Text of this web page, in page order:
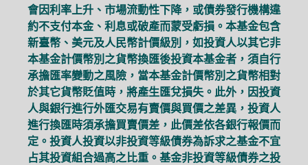
PGIM系列基金 168循環投資
定期(不)定額 高成長基金 月配息
會因利率上升、市場流動性下降，或債券發行機構違
約不支付本金、利息或破產而蒙受虧損。本基金包含
新臺幣、美元及人民幣計價級別，如投資人以其它非
本基金計價幣別之貨幣換匯後投資本基金者，須自行
承擔匯率變動之風險，當本基金計價幣別之貨幣相對
於其它貨幣貶值時，將產生匯兌損失。此外，因投資
人與銀行進行外匯交易有賣價與買價之差異，投資人
進行換匯時須承擔買賣價差，此價差依各銀行報價而
定。投資人投資以非投資等級債券為訴求之基金不宜
占其投資組合過高之比重。基金非投資等級債券之投